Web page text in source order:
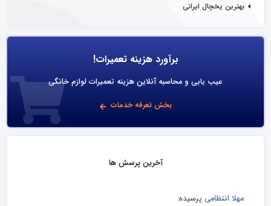
بهترین یخچال ایرانی
برآورد هزینه تعمیرات!
عیب یابی و محاسبه آنلاین هزینه تعمیرات لوازم خانگی
بخش تعرفه خدمات
آخرین پرسش ها
مهلا انتظامی پرسیده: